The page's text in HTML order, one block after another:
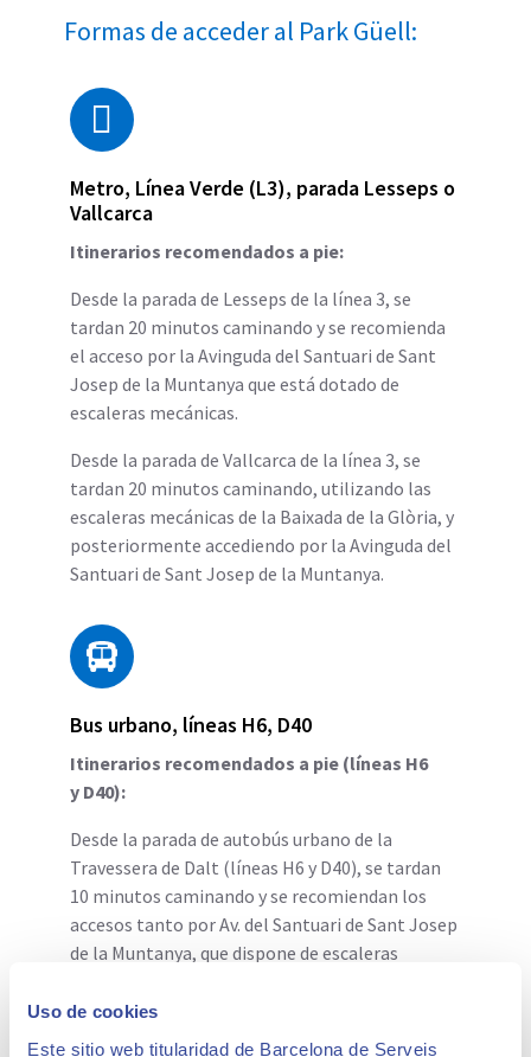
Uso de cookies
Este sitio web titularidad de Barcelona de Serveis
Formas de acceder al Park Güell:
Metro, Línea Verde (L3), parada Lesseps o
Vallcarca
Itinerarios recomendados a pie:
Desde la parada de Lesseps de la línea 3, se
tardan 20 minutos caminando y se recomienda
el acceso por la Avinguda del Santuari de Sant
Josep de la Muntanya que está dotado de
escaleras mecánicas.
Desde la parada de Vallcarca de la línea 3, se
tardan 20 minutos caminando, utilizando las
escaleras mecánicas de la Baixada de la Glòria, y
posteriormente accediendo por la Avinguda del
Santuari de Sant Josep de la Muntanya.
Bus urbano, líneas H6, D40
Itinerarios recomendados a pie (líneas H6
y D40):
Desde la parada de autobús urbano de la
Travessera de Dalt (líneas H6 y D40), se tardan
10 minutos caminando y se recomiendan los
accesos tanto por Av. del Santuari de Sant Josep
de la Muntanya, que dispone de escaleras